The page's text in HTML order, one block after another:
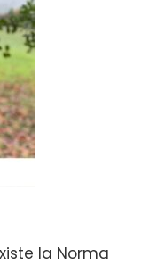
la Norma